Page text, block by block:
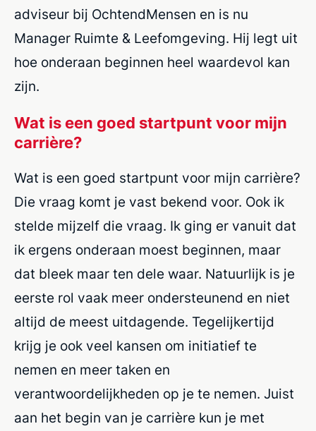
adviseur bij OchtendMensen en is nu
Manager Ruimte & Leefomgeving. Hij legt uit
hoe onderaan beginnen heel waardevol kan
zijn.
Wat is een goed startpunt voor mijn
carrière?
Wat is een goed startpunt voor mijn carrière?
Die vraag komt je vast bekend voor. Ook ik
stelde mijzelf die vraag. Ik ging er vanuit dat
ik ergens onderaan moest beginnen, maar
dat bleek maar ten dele waar. Natuurlijk is je
eerste rol vaak meer ondersteunend en niet
altijd de meest uitdagende. Tegelijkertijd
krijg je ook veel kansen om initiatief te
nemen en meer taken en
verantwoordelijkheden op je te nemen. Juist
aan het begin van je carrière kun je met